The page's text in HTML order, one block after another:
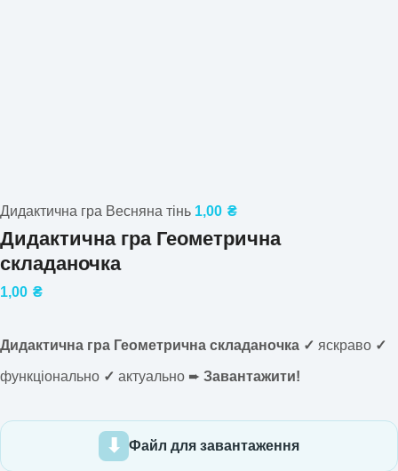
Дидактична гра Весняна тінь 1,00 ₴
Дидактична гра Геометрична
складаночка
1,00 ₴
Дидактична гра Геометрична складаночка ✓ яскраво ✓
функціонально ✓ актуально ➨ Завантажити!
Файл для завантаження